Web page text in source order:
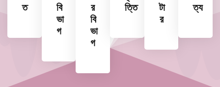
ত
বি
ভা
গ
র
বি
ভা
গ
ত্তি
টা
র
ত্য